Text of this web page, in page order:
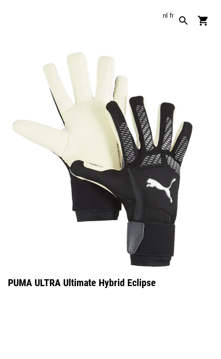
nl fr
PUMA ULTRA Ultimate Hybrid Eclipse